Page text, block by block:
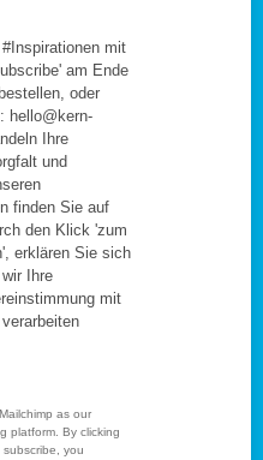
mit
am Ende
oder
hello@kern-
Ihre
und
finden Sie auf
den Klick 'zum
erklären Sie sich
Ihre
mit
as our
platform. By clicking
subscribe, you